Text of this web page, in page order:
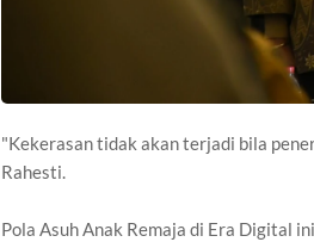
"Kekerasan tidak akan terjadi bila
Rahesti.
Pola Asuh Anak Remaja di Era Digital